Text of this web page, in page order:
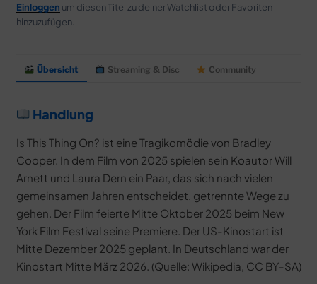
Einloggen um diesen Titel zu deiner Watchlist oder Favoriten
hinzuzufügen.
Übersicht Streaming & Disc Community
Handlung
Is This Thing On? ist eine Tragikomödie von Bradley
Cooper. In dem Film von 2025 spielen sein Koautor Will
Arnett und Laura Dern ein Paar, das sich nach vielen
gemeinsamen Jahren entscheidet, getrennte Wege zu
gehen. Der Film feierte Mitte Oktober 2025 beim New
York Film Festival seine Premiere. Der US-Kinostart ist
Mitte Dezember 2025 geplant. In Deutschland war der
Kinostart Mitte März 2026. (Quelle: Wikipedia, CC BY-SA)